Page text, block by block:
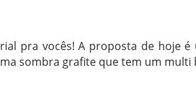
pra vocês! A proposta de hoje
sombra grafite que tem um multi